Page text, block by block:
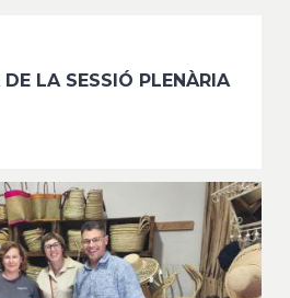
LA SESSIÓ PLENÀRIA